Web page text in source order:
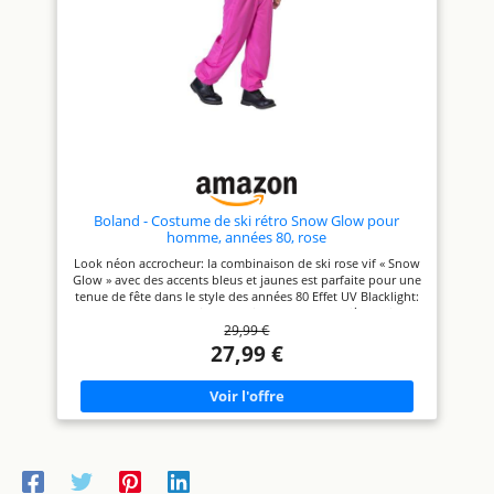
uniformes, des fêtes à thème
ou comme costume individuel
- ce look met de l'ambiance
Boland - Costume de ski rétro Snow Glow pour
homme, années 80, rose
Look néon accrocheur: la combinaison de ski rose vif « Snow
Glow » avec des accents bleus et jaunes est parfaite pour une
tenue de fête dans le style des années 80 Effet UV Blacklight:
les rayures bleues et jaunes brillent sous la lumière noire –
particulièrement joli pour les fêtes dans le noir Modèle
confortable: taille S avec fermeture éclair, taille élastique et
ceinture, ainsi que deux poches pratiques Déguisement pour
toutes les fêtes: après-ski, carnaval, soirée Bad Taste ou
soirée à thème, avec cette combinaison de ski, vous attirerez
tous les regards Remarque: il s'agit d'un costume qui sert
uniquement de déguisement. Il ne convient pas comme
29,99 €
27,99 €